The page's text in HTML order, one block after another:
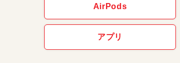
AirPods
アプリ